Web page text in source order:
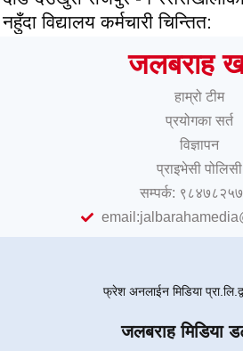
नहुँदा विद्यालय कर्मचारी चिन्तित:
जलबराह
हाम्रो टीम
प्रयोगका सर्त
विज्ञापन
प्राइभेसी पोलिसी
सम्पर्क:
फ्रेश अनलाईन मिडिया
जलबराह मिडिया